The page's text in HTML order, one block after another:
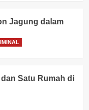
Jagung dalam
Satu Rumah di